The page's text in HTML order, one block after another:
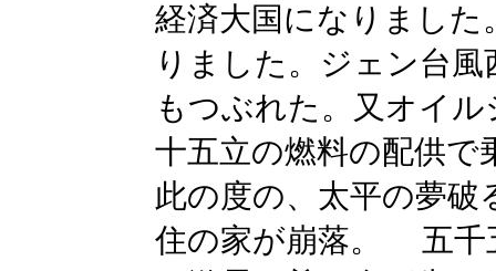
経済大国になりまし
りました。ジェン台
もつぶれた。又オイ
十五立の燃料の配供で
此の度の、太平の夢破
住の家が崩落。 五千